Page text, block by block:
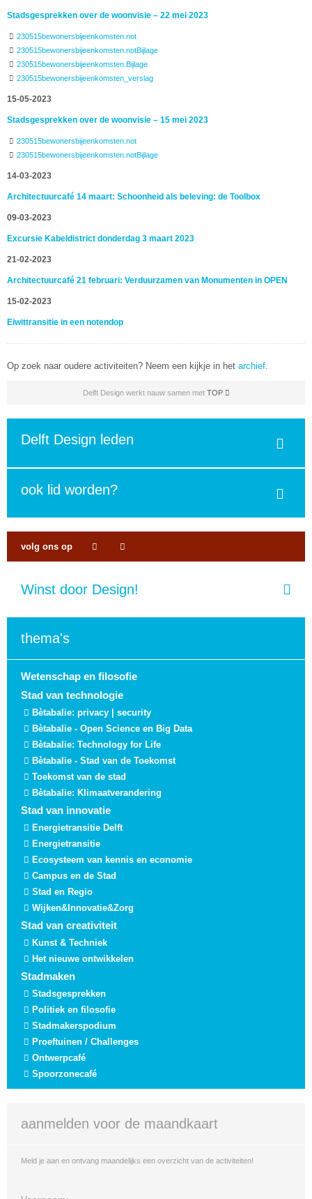
Stadsgesprekken over de woonvisie – 22 mei 2023
230515bewonersbijeenkomsten.not
230515bewonersbijeenkomsten.notBijlage
230515bewonersbijeenkomsten.Bijlage
230515bewonersbijeenkomsten_verslag
15-05-2023
Stadsgesprekken over de woonvisie – 15 mei 2023
230515bewonersbijeenkomsten.not
230515bewonersbijeenkomsten.notBijlage
14-03-2023
Architectuurcafé 14 maart: Schoonheid als beleving: de Toolbox
09-03-2023
Excursie Kabeldistrict donderdag 3 maart 2023
21-02-2023
Architectuurcafé 21 februari: Verduurzamen van Monumenten in OPEN
15-02-2023
Eiwittransitie in een notendop
Op zoek naar oudere activiteiten? Neem een kijkje in het archief.
Delft Design werkt nauw samen met TOP
Delft Design leden
ook lid worden?
volg ons op
Winst door Design!
thema's
Wetenschap en filosofie
Stad van technologie
Bètabalie: privacy | security
Bètabalie - Open Science en Big Data
Bètabalie: Technology for Life
Bètabalie - Stad van de Toekomst
Toekomst van de stad
Bètabalie: Klimaatverandering
Stad van innovatie
Energietransitie Delft
Energietransitie
Ecosysteem van kennis en economie
Campus en de Stad
Stad en Regio
Wijken&Innovatie&Zorg
Stad van creativiteit
Kunst & Techniek
Het nieuwe ontwikkelen
Stadmaken
Stadsgesprekken
Politiek en filosofie
Stadmakerspodium
Proeftuinen / Challenges
Ontwerpcafé
Spoorzonecafé
aanmelden voor de maandkaart
Meld je aan en ontvang maandelijks een overzicht van de activiteiten!